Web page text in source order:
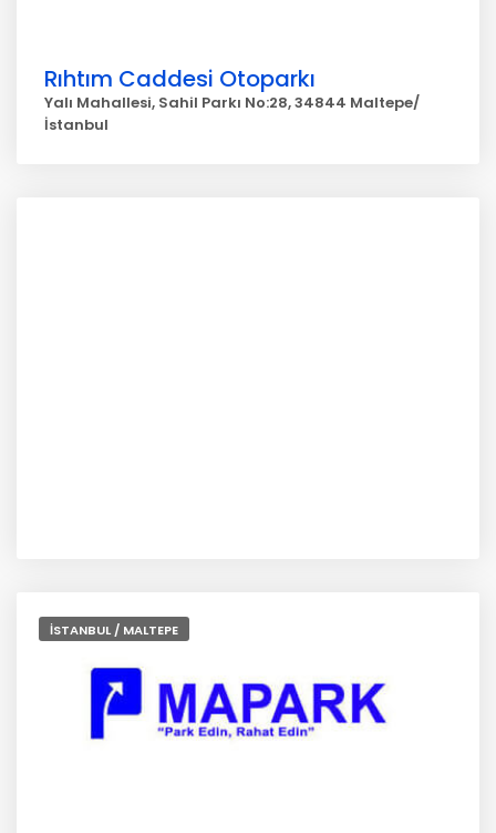
Rıhtım Caddesi Otoparkı
Yalı Mahallesi, Sahil Parkı No:28, 34844 Maltepe/
İstanbul
İSTANBUL / MALTEPE